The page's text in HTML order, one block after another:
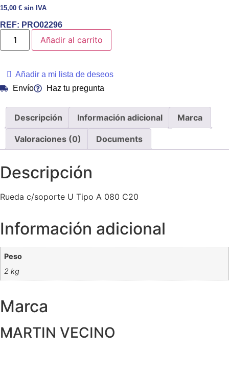
15,00 € sin IVA
REF: PRO02296
Añadir al carrito
Añadir a mi lista de deseos
Envío
Haz tu pregunta
Descripción Información adicional Marca
Valoraciones (0) Documents
Descripción
Rueda c/soporte U Tipo A 080 C20
Información adicional
Peso
2 kg
Marca
MARTIN VECINO